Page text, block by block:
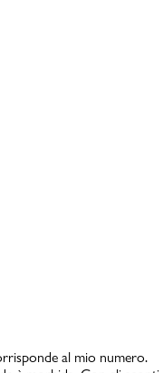
al mio numero.